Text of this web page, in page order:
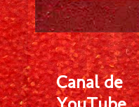
Canal de